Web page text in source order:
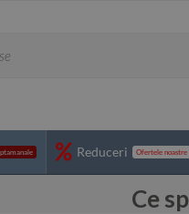
Reduceri Ofertele noastre
Ce